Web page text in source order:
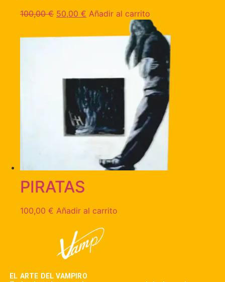
100,00€ 50,00 € Añadir al carrito
PIRATAS
100,00 € Añadir al carrito
EL ARTE DEL VAMPIRO